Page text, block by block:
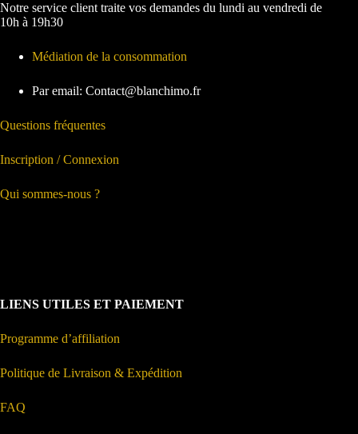
Notre service client traite vos demandes du lundi au vendredi de
10h à 19h30
Médiation de la consommation
Par email: Contact@blanchimo.fr
Questions fréquentes
Inscription / Connexion
Qui sommes-nous ?
LIENS UTILES ET PAIEMENT
Programme d’affiliation
Politique de Livraison & Expédition
FAQ